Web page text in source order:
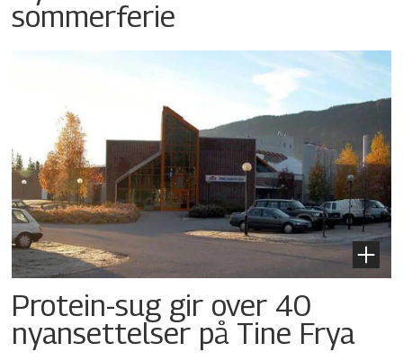
sommerferie
Protein-sug gir over 40
nyansettelser på Tine Frya